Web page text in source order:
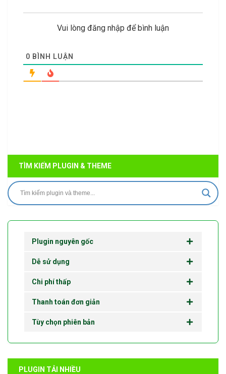
Vui lòng đăng nhập để bình luận
0 BÌNH LUẬN
TÌM KIẾM PLUGIN & THEME
Plugin nguyên gốc
Dễ sử dụng
Chi phí thấp
Thanh toán đơn giản
Tùy chọn phiên bản
PLUGIN TẢI NHIỀU